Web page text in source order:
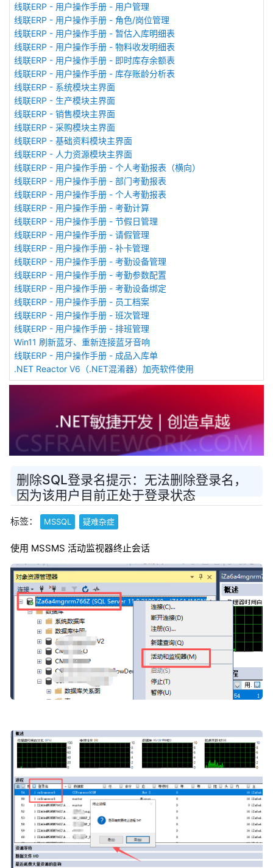
线联ERP - 用户操作手册 - 用户管理
线联ERP - 用户操作手册 - 角色/岗位管理
线联ERP - 用户操作手册 - 暂估入库明细表
线联ERP - 用户操作手册 - 物料收发明细表
线联ERP - 用户操作手册 - 即时库存余额表
线联ERP - 用户操作手册 - 库存账龄分析表
线联ERP - 系统模块主界面
线联ERP - 生产模块主界面
线联ERP - 销售模块主界面
线联ERP - 采购模块主界面
线联ERP - 基础资料模块主界面
线联ERP - 人力资源模块主界面
线联ERP - 用户操作手册 - 个人考勤报表（横向）
线联ERP - 用户操作手册 - 部门考勤报表
线联ERP - 用户操作手册 - 个人考勤报表
线联ERP - 用户操作手册 - 考勤计算
线联ERP - 用户操作手册 - 节假日管理
线联ERP - 用户操作手册 - 请假管理
线联ERP - 用户操作手册 - 补卡管理
线联ERP - 用户操作手册 - 考勤设备管理
线联ERP - 用户操作手册 - 考勤参数配置
线联ERP - 用户操作手册 - 考勤设备绑定
线联ERP - 用户操作手册 - 员工档案
线联ERP - 用户操作手册 - 班次管理
线联ERP - 用户操作手册 - 排班管理
Win11 刷新蓝牙、重新连接蓝牙音响
线联ERP - 用户操作手册 - 成品入库单
.NET Reactor V6（.NET混淆器）加壳软件使用
删除SQL登录名提示：无法删除登录名，
因为该用户目前正处于登录状态
标签： MSSQL 疑难杂症
使用 MSSMS 活动监视器终止会话